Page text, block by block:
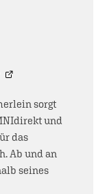
sorgt
und
das
Ab und an
seines